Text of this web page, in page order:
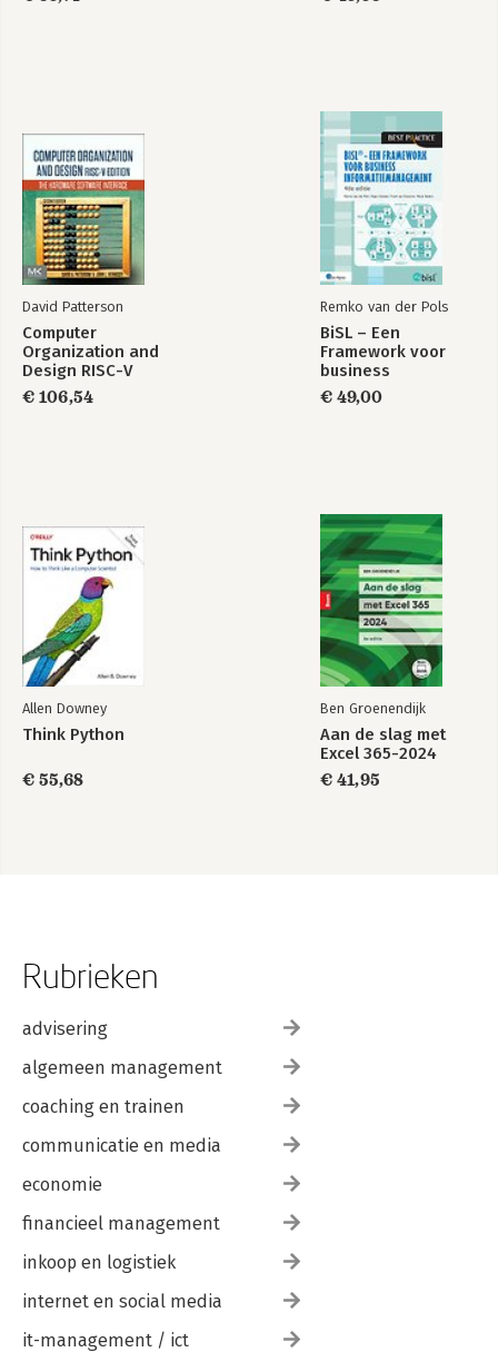
David Patterson
Computer
Organization and
Design RISC-V
Edition
€ 106,54
Remko van der Pols
BiSL – Een
Framework voor
business
€ 49,00
Allen Downey
Think Python
€ 55,68
Ben Groenendijk
Aan de slag met
Excel 365-2024
€ 41,95
Rubrieken
advisering
algemeen management
coaching en trainen
communicatie en media
economie
financieel management
inkoop en logistiek
internet en social media
it-management / ict